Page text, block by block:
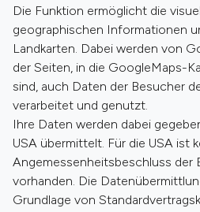
Die Funktion ermöglicht die
geographischen Informationen
Landkarten. Dabei werden von
der Seiten, in die GoogleMaps-
sind, auch Daten der Besucher
verarbeitet und genutzt.
Ihre Daten werden dabei
USA übermittelt. Für die USA ist
Angemessenheitsbeschluss der
vorhanden. Die
Grundlage von